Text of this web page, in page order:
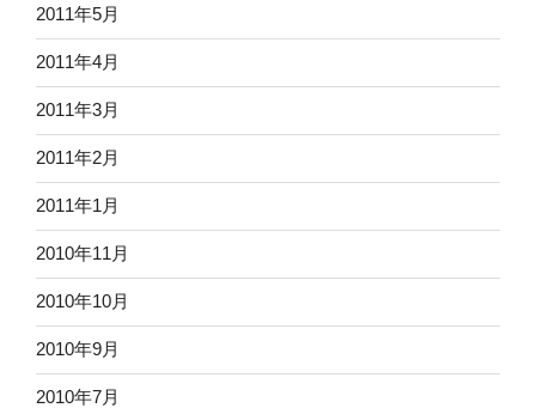
2011年5月
2011年4月
2011年3月
2011年2月
2011年1月
2010年11月
2010年10月
2010年9月
2010年7月